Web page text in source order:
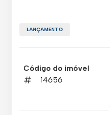
LANÇAMENTO
Código do imóvel
14656